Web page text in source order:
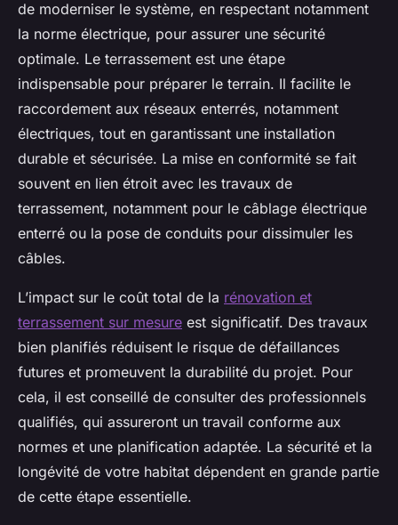
de moderniser le système, en respectant notamment
la norme électrique, pour assurer une sécurité
optimale. Le terrassement est une étape
indispensable pour préparer le terrain. Il facilite le
raccordement aux réseaux enterrés, notamment
électriques, tout en garantissant une installation
durable et sécurisée. La mise en conformité se fait
souvent en lien étroit avec les travaux de
terrassement, notamment pour le câblage électrique
enterré ou la pose de conduits pour dissimuler les
câbles.
L’impact sur le coût total de la rénovation et
terrassement sur mesure est significatif. Des travaux
bien planifiés réduisent le risque de défaillances
futures et promeuvent la durabilité du projet. Pour
cela, il est conseillé de consulter des professionnels
qualifiés, qui assureront un travail conforme aux
normes et une planification adaptée. La sécurité et la
longévité de votre habitat dépendent en grande partie
de cette étape essentielle.